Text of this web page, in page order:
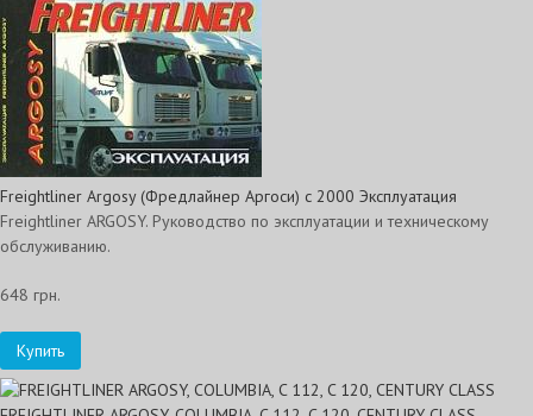
Freightliner Argosy (Фредлайнер Аргоси) с 2000 Эксплуатация
Freightliner ARGOSY. Руководство по эксплуатации и техническому
обслуживанию.
648 грн.
Купить